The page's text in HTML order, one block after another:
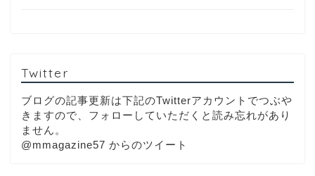
Twitter
ブログの記事更新は下記のTwitterアカウントでつぶや
きますので、フォローしていただくと読み忘れがあり
ません。
@mmagazine57 からのツイート